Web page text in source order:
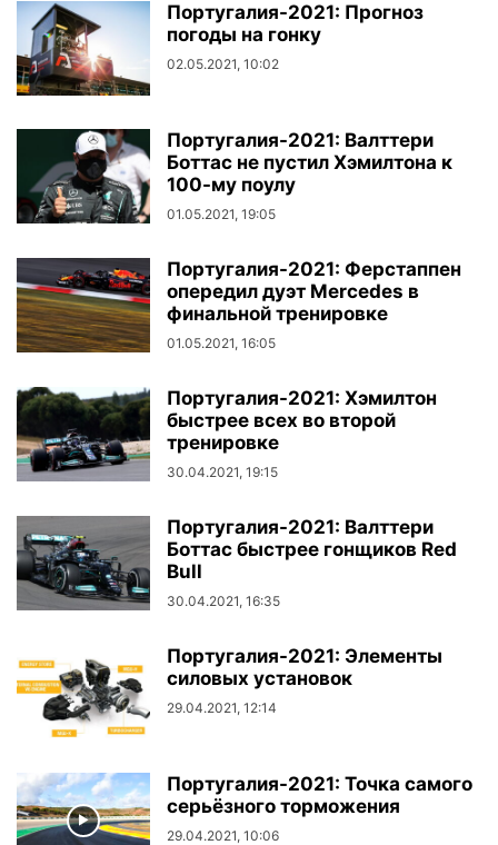
Португалия-2021: Прогноз
погоды на гонку
02.05.2021, 10:02
Португалия-2021: Валттери
Боттас не пустил Хэмилтона к
100-му поулу
01.05.2021, 19:05
Португалия-2021: Ферстаппен
опередил дуэт Mercedes в
финальной тренировке
01.05.2021, 16:05
Португалия-2021: Хэмилтон
быстрее всех во второй
тренировке
30.04.2021, 19:15
Португалия-2021: Валттери
Боттас быстрее гонщиков Red
Bull
30.04.2021, 16:35
Португалия-2021: Элементы
силовых установок
29.04.2021, 12:14
Португалия-2021: Точка самого
серьёзного торможения
29.04.2021, 10:06